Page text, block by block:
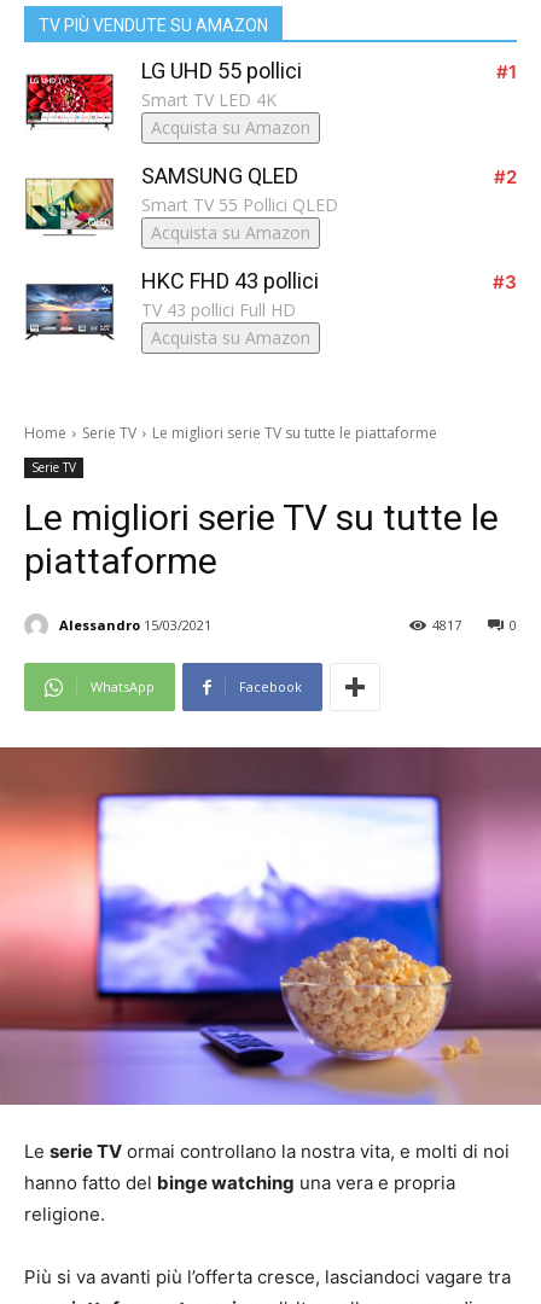
TV PIÙ VENDUTE SU AMAZON
LG UHD 55 pollici
#1
Smart TV LED 4K
Acquista su Amazon
SAMSUNG QLED
#2
Smart TV 55 Pollici QLED
Acquista su Amazon
HKC FHD 43 pollici
#3
TV 43 pollici Full HD
Acquista su Amazon